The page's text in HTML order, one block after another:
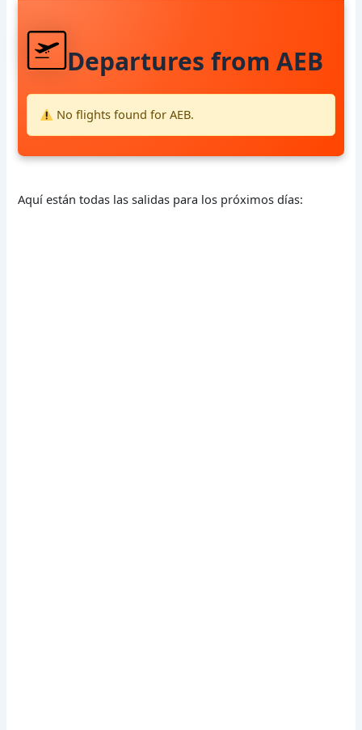
Departures from AEB
No flights found for AEB.
Aquí están todas las salidas para los próximos días: